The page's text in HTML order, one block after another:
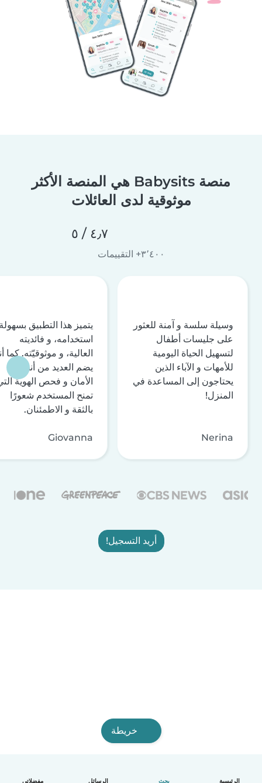
الرئيسية بحث الرسائل مفضلاتي
منصة Babysits هي المنصة الأكثر
موثوقية لدى العائلات
٤٫٧ / ٥
٣٬٤٠٠+ التقييمات
وسيلة سلسة و آمنة للعثور
على جليسات أطفال
لتسهيل الحياة اليومية
للأمهات و الآباء الذين
يحتاجون إلى المساعدة في
المنزل!
Nerina
يتميز هذا التطبيق
استخدامه، و فائديته
العالية، و موثوقيّته. كما
يضم العديد من أنظمة
الأمان و فحص الهوية
تمنح المستخدم شعورًا
بالثقة و الاطمئنان.
Giovanna
أريد التسجيل!
خريطة